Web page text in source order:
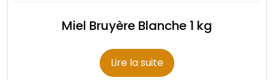
Miel Bruyère Blanche 1 kg
Lire la suite